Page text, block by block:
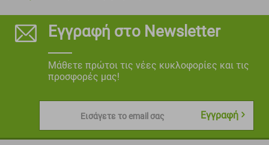
Εγγραφή στο Newsletter
Μάθετε πρώτοι τις νέες κυκλοφορίες και τις
προσφορές μας!
Εισάγετε το email σας Εγγραφή